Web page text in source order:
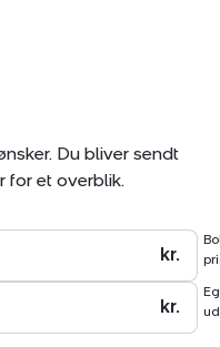
Du bliver sendt
for et overblik.
kr.
kr.